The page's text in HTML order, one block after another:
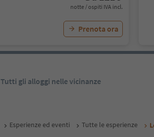
notte / ospiti IVA incl.
Prenota ora
Tutti gli alloggi nelle vicinanze
Esperienze ed eventi Tutte le esperienze